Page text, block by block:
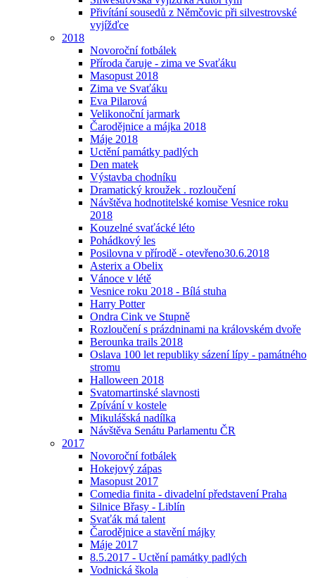
Přivítání sousedů z Němčovic při silvestrovské
vyjížďce
2018
Novoroční fotbálek
Příroda čaruje - zima ve Svaťáku
Masopust 2018
Zima ve Svaťáku
Eva Pilarová
Velikonoční jarmark
Čarodějnice a májka 2018
Máje 2018
Uctění památky padlých
Den matek
Výstavba chodníku
Dramatický kroužek . rozloučení
Návštěva hodnotitelské komise Vesnice roku
2018
Kouzelné svaťácké léto
Pohádkový les
Posilovna v přírodě - otevřeno30.6.2018
Asterix a Obelix
Vánoce v létě
Vesnice roku 2018 - Bílá stuha
Harry Potter
Ondra Cink ve Stupně
Rozloučení s prázdninami na královském dvoře
Berounka trails 2018
Oslava 100 let republiky sázení lípy - památného
stromu
Halloween 2018
Svatomartinské slavnosti
Zpívání v kostele
Mikulášská nadílka
Návštěva Senátu Parlamentu ČR
2017
Novoroční fotbálek
Hokejový zápas
Masopust 2017
Comedia finita - divadelní představení Praha
Silnice Břasy - Liblín
Svaťák má talent
Čarodějnice a stavění májky
Máje 2017
8.5.2017 - Uctění památky padlých
Vodnická škola